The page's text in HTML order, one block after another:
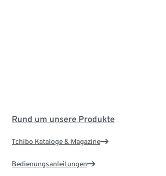
Rund um unsere Produkte
Tchibo Kataloge & Magazine
Bedienungsanleitungen